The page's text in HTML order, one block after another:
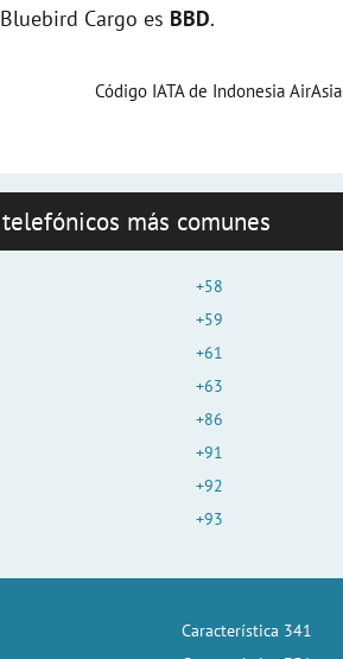
Cargo es BBD.
Código IATA de Indonesia AirAsia
más comunes
+58
+59
+61
+63
+86
+91
+92
+93
Característica 341